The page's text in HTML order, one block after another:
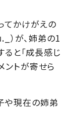
てかけがえの
）が、姉弟の1
と「成長感じ
ントが寄せら
や現在の姉弟